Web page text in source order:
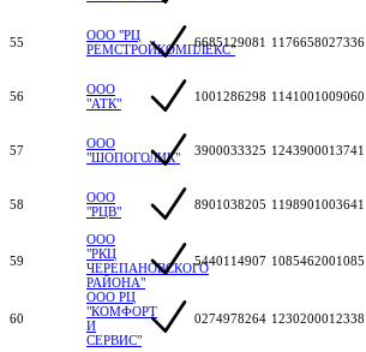
55
ООО "РЦ
РЕМСТРОЙКОМПЛЕКС"
6685129081 1176658027336
56
ООО
"АТК"
1001286298 1141001009060
57
ООО
"ШОПОГОЛИК"
3900033325 1243900013741
58
ООО
"РЦВ"
8901038205 1198901003641
59
ООО
"РКЦ
ЧЕРЕПАНОВСКОГО
РАЙОНА"
5440114907 1085462001085
60
ООО РЦ
"КОМФОРТ
И
СЕРВИС"
0274978264 1230200012338